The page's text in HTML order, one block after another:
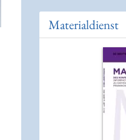
Materialdienst